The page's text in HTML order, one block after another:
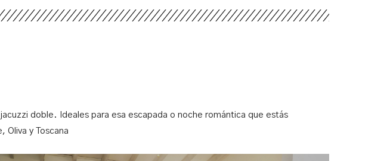
doble. Ideales para esa escapada o noche romántica que estás
Oliva y Toscana